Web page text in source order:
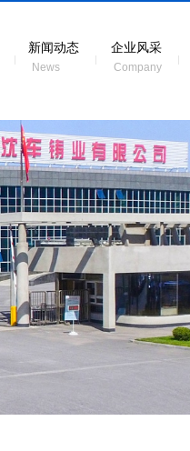
News
新闻动态 企业风采
Company